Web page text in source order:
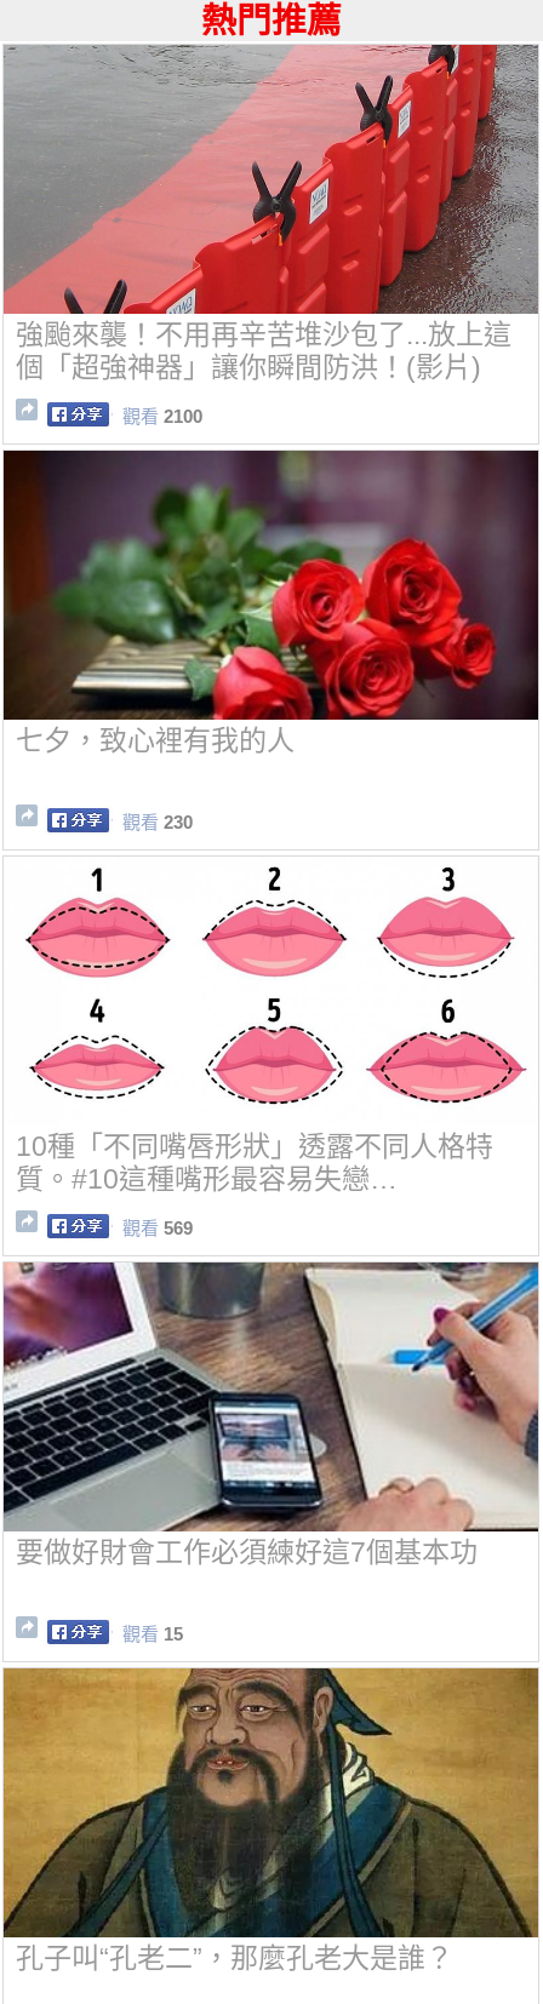
熱門推薦
強颱來襲！不用再辛苦堆沙包了...放上這
個「超強神器」讓你瞬間防洪！(影片)
觀看 2100
七夕，致心裡有我的人
觀看 230
10種「不同嘴唇形狀」透露不同人格特
質。#10這種嘴形最容易失戀…
觀看 569
要做好財會工作必須練好這7個基本功
觀看 15
孔子叫“孔老二”，那麼孔老大是誰？